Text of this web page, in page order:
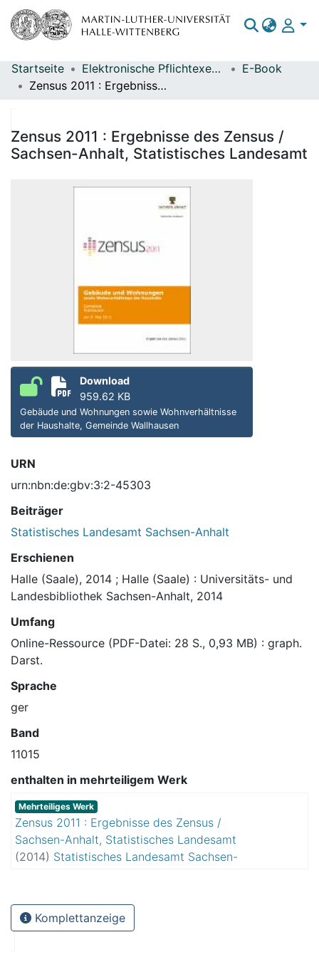
Bereiche & Sammlungen
Statistiken
Startseite Elektronische Pflichtexemplare
E-Book
Zensus 2011 : Ergebnisse des Zensus / Sachsen-Anhalt, Statistisches Landesamt
Zensus 2011 : Ergebnisse des Zensus /
Sachsen-Anhalt, Statistisches Landesamt
Download
959.62 KB
Gebäude und Wohnungen sowie Wohnverhältnisse
der Haushalte, Gemeinde Wallhausen
URN
urn:nbn:de:gbv:3:2-45303
Beiträger
Statistisches Landesamt Sachsen-Anhalt
Erschienen
Halle (Saale), 2014 ; Halle (Saale) : Universitäts- und
Landesbibliothek Sachsen-Anhalt, 2014
Umfang
Online-Ressource (PDF-Datei: 28 S., 0,93 MB) : graph.
Darst.
Sprache
ger
Band
11015
enthalten in mehrteiligem Werk
Mehrteiliges Werk
Zensus 2011 : Ergebnisse des Zensus /
Sachsen-Anhalt, Statistisches Landesamt
(2014) Statistisches Landesamt Sachsen-
Komplettanzeige